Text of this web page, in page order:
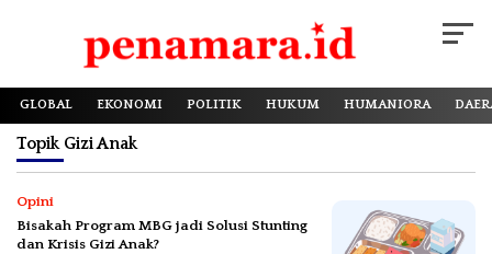
GLOBAL EKONOMI POLITIK HUKUM HUMANIORA
Topik Gizi Anak
Opini
Bisakah Program MBG jadi Solusi Stunting
dan Krisis Gizi Anak?